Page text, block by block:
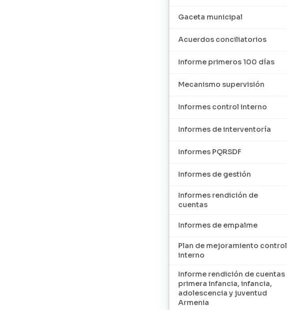
Gaceta municipal
Acuerdos conciliatorios
Informe primeros 100 días
Mecanismo supervisión
Informes control interno
Informes de interventoría
Informes PQRSDF
Informes de gestión
Informes rendición de
cuentas
Informes de empalme
Plan de mejoramiento control
interno
Informe rendición de cuentas
primera infancia, infancia,
adolescencia y juventud
Armenia